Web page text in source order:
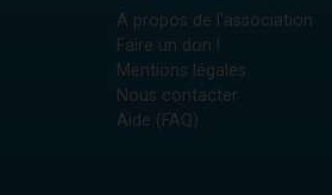
A propos de l'association
Faire un don !
Mentions légales
Nous contacter
Aide (FAQ)